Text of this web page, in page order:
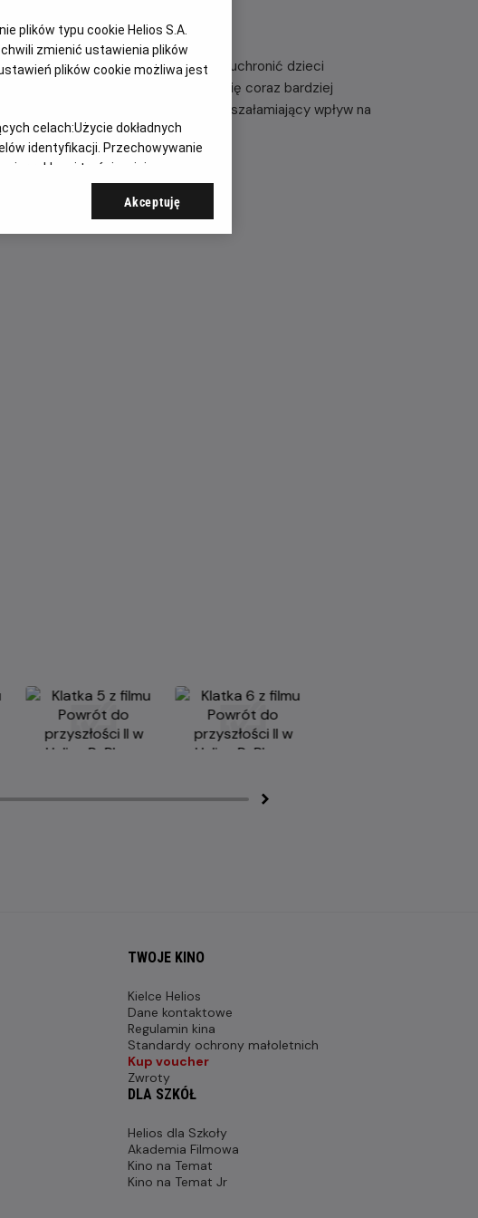
muszą udać się w przyszłość, by uchronić dzieci
podróże w czasie stają się coraz bardziej
ponieważ ich wyprawy mają oszałamiający wpływ na
zabawna – kontynuacja serii.
TWOJE KINO
Kielce Helios
Dane kontaktowe
Regulamin kina
Standardy ochrony małoletnich
Kup voucher
Zwroty
DLA SZKÓŁ
Helios dla Szkoły
Akademia Filmowa
Kino na Temat
Kino na Temat Jr
plików typu cookie Helios S.A.
zmienić ustawienia plików
plików cookie możliwa jest
celach:Użycie dokładnych
identyfikacji. Przechowywanie
reklam i treści, opinie
Akceptuję